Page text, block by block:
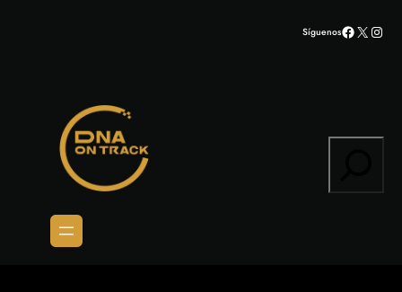
SíguenosFacebook
X